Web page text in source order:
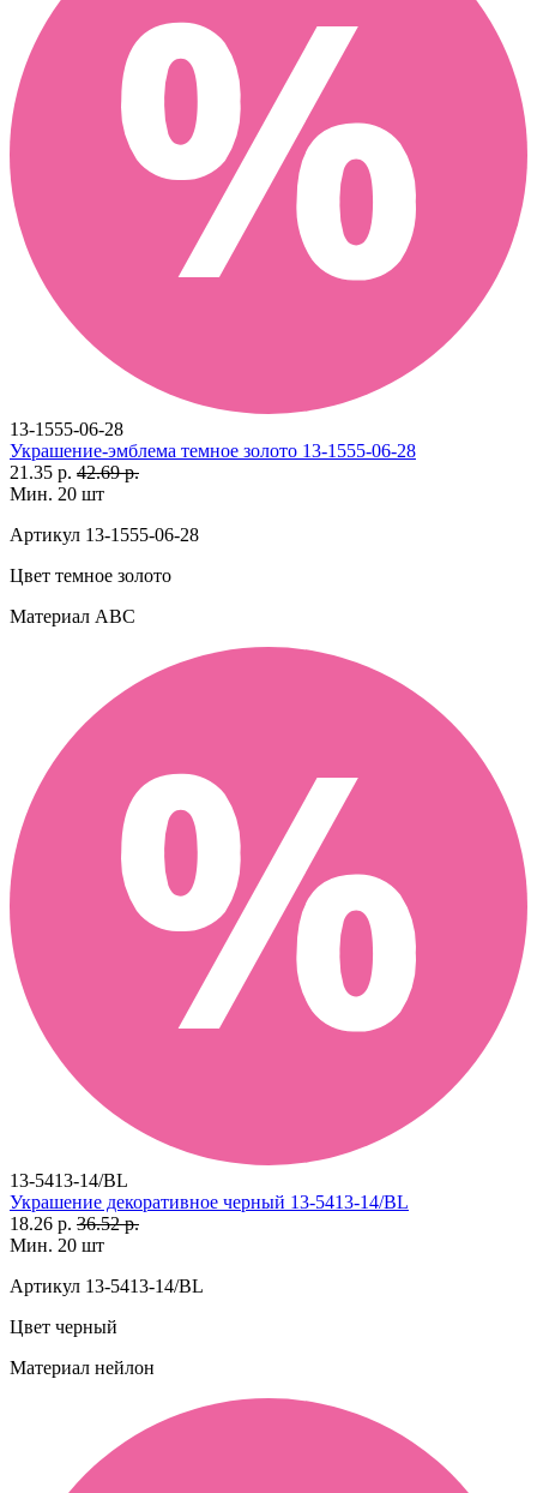
13-1555-06-28
Украшение-эмблема темное золото 13-1555-06-28
21.35 р. 42.69 р.
Мин. 20 шт
Артикул 13-1555-06-28
Цвет темное золото
Материал АВС
13-5413-14/BL
Украшение декоративное черный 13-5413-14/BL
18.26 р. 36.52 р.
Мин. 20 шт
Артикул 13-5413-14/BL
Цвет черный
Материал нейлон